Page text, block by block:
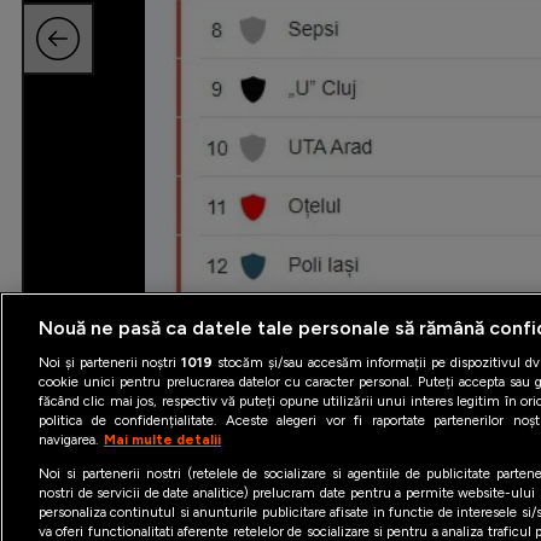
Nouă ne pasă ca datele tale personale să rămână
Noi și partenerii noștri1019 stocăm și/sau accesăm informații pe dispozitivul
cookie unici pentru prelucrarea datelor cu caracter personal. Puteți accepta sau
făcând clic mai jos, respectiv vă puteți opune utilizării unui interes legitim în
politica de confidențialitate. Aceste alegeri vor fi raportate partenerilor
navigarea. Mai multe detalii
Noi si partenerii nostri (retelele de socializare si agentiile de publicitate
nostri de servicii de date analitice) prelucram date pentru a permite website-
personaliza continutul si anunturile publicitare afisate in functie de interesele si/
va oferi functionalitati aferente retelelor de socializare si pentru a analiza traficul